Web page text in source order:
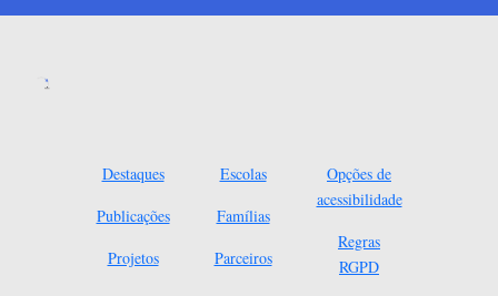
Destaques
Publicações
Projetos
Escolas
Famílias
Parceiros
Opções de
acessibilidade
Regras
RGPD